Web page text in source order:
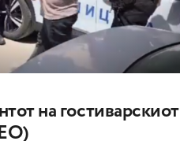
на гостиварскиот